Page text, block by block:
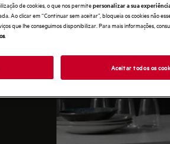
de cookies, o que nos permitepersonalizar a sua
Ao clicar em “Continuar sem aceitar”, bloqueia os cookies não
que lhe conseguimos disponibilizar. Para mais informações,
.
Aceitar todos os